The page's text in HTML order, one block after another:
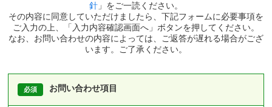
針 」をご一読ください。
その内容に同意していただけましたら、下記フォームに必要事項を
ご入力の上、「入力内容確認画面へ」ボタンを押してください。
なお、お問い合わせの内容によっては、ご返答が遅れる場合がござ
います。ご了承ください。
お問い合わせ項目